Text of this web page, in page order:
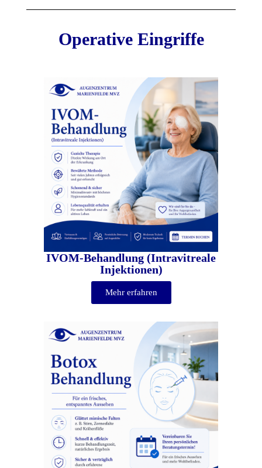
Operative Eingriffe
IVOM-Behandlung (Intravitreale
Injektionen)
Mehr erfahren